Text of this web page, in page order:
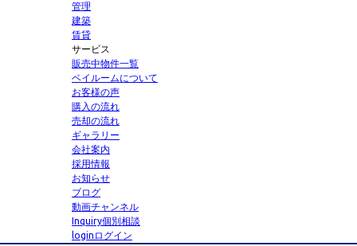
管理
建築
賃貸
サービス
販売中物件一覧
ベイルームについて
お客様の声
購入の流れ
売却の流れ
ギャラリー
会社案内
採用情報
お知らせ
ブログ
動画チャンネル
Inquiry個別相談
login ログイン